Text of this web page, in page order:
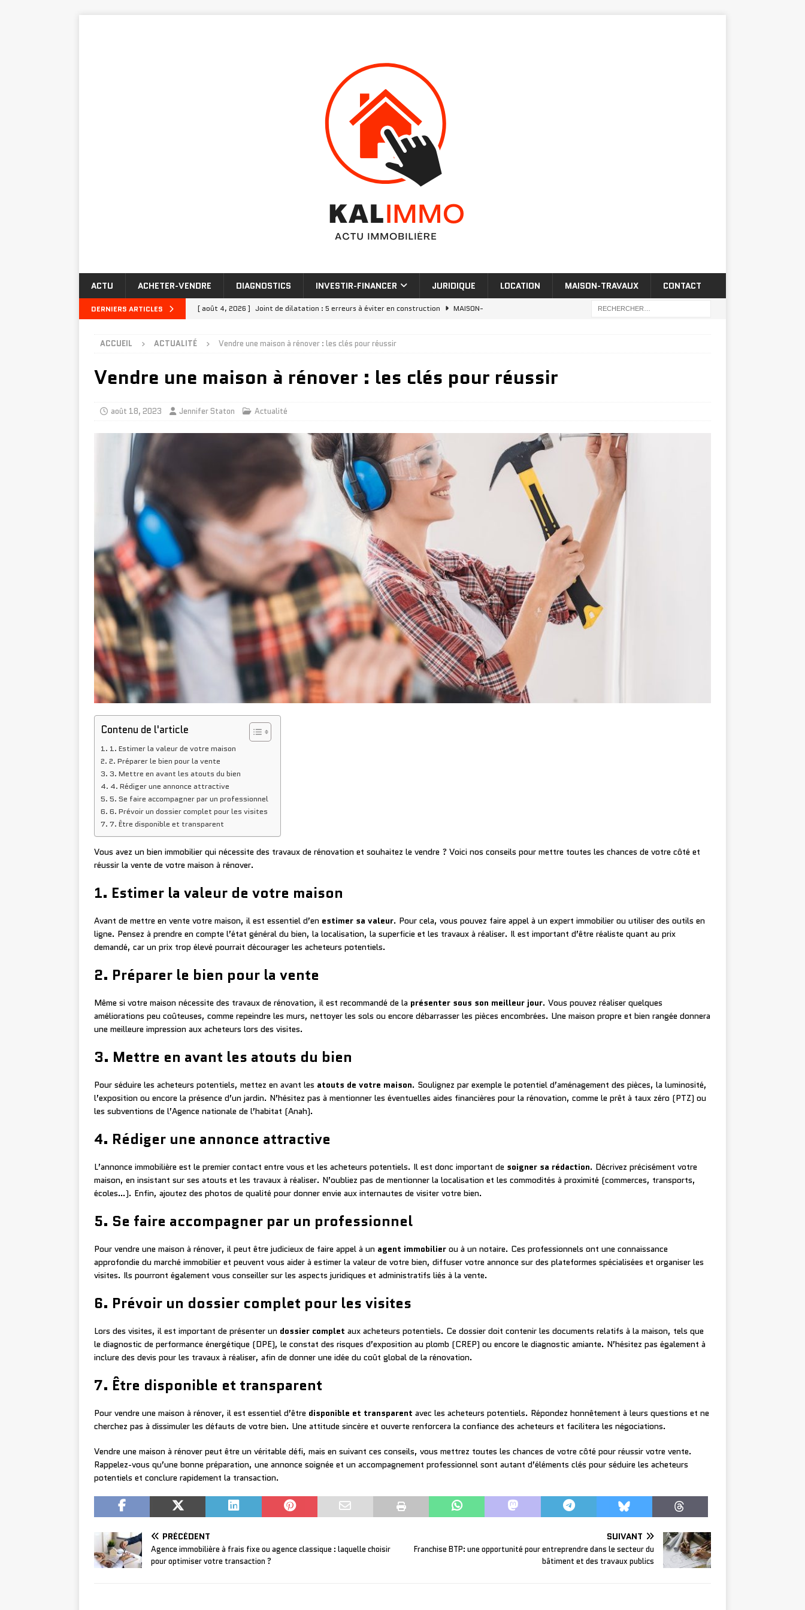
ACTU ACHETER-VENDRE DIAGNOSTICS INVESTIR-FINANCER JURIDIQUE LOCATION MAISON-TRAVAUX CONTACT
DERNIERS ARTICLES [ août 4, 2026 ] Joint de dilatation : 5 erreurs à éviter en construction
MAISON-
[ juillet 31, 2026 ] Peut-on installer cheminée en appartement
[ juillet 27, 2026 ]
Quelle aide isolation extérieur pour vos travaux de rénovation
[ juillet 23, 2026 ] Investir dans un appartement a vendre dubai : rentabilité réelle
Investir à Dubai avec une agence immobilier locale ou française
ACCUEIL ACTUALITÉ Vendre une maison à rénover : les clés pour réussir
Vendre une maison à rénover : les clés pour réussir
août 18, 2023 Jennifer Staton Actualité
Contenu de l'article
1. Estimer la valeur de votre maison
2. Préparer le bien pour la vente
3. Mettre en avant les atouts du bien
4. Rédiger une annonce attractive
5. Se faire accompagner par un professionnel
6. Prévoir un dossier complet pour les visites
7. Être disponible et transparent
Vous avez un bien immobilier qui nécessite des travaux de rénovation et souhaitez le vendre ? Voici nos conseils pour mettre toutes les chances de votre côté et
réussir la vente de votre maison à rénover.
1. Estimer la valeur de votre maison
Avant de mettre en vente votre maison, il est essentiel d’en estimer sa valeur. Pour cela, vous pouvez faire appel à un expert immobilier ou utiliser des outils en
ligne. Pensez à prendre en compte l’état général du bien, la localisation, la superficie et les travaux à réaliser. Il est important d’être réaliste quant au prix
demandé, car un prix trop élevé pourrait décourager les acheteurs potentiels.
2. Préparer le bien pour la vente
Même si votre maison nécessite des travaux de rénovation, il est recommandé de la présenter sous son meilleur jour. Vous pouvez réaliser quelques
améliorations peu coûteuses, comme repeindre les murs, nettoyer les sols ou encore débarrasser les pièces encombrées. Une maison propre et bien rangée donnera
une meilleure impression aux acheteurs lors des visites.
3. Mettre en avant les atouts du bien
Pour séduire les acheteurs potentiels, mettez en avant les atouts de votre maison. Soulignez par exemple le potentiel d’aménagement des pièces, la luminosité,
l’exposition ou encore la présence d’un jardin. N’hésitez pas à mentionner les éventuelles aides financières pour la rénovation, comme le prêt à taux zéro (PTZ) ou
les subventions de l’Agence nationale de l’habitat (Anah).
4. Rédiger une annonce attractive
L’annonce immobilière est le premier contact entre vous et les acheteurs potentiels. Il est donc important de soigner sa rédaction. Décrivez précisément votre
maison, en insistant sur ses atouts et les travaux à réaliser. N’oubliez pas de mentionner la localisation et les commodités à proximité (commerces, transports,
écoles…). Enfin, ajoutez des photos de qualité pour donner envie aux internautes de visiter votre bien.
5. Se faire accompagner par un professionnel
Pour vendre une maison à rénover, il peut être judicieux de faire appel à un agent immobilier ou à un notaire. Ces professionnels ont une connaissance
approfondie du marché immobilier et peuvent vous aider à estimer la valeur de votre bien, diffuser votre annonce sur des plateformes spécialisées et organiser les
visites. Ils pourront également vous conseiller sur les aspects juridiques et administratifs liés à la vente.
6. Prévoir un dossier complet pour les visites
Lors des visites, il est important de présenter un dossier complet aux acheteurs potentiels. Ce dossier doit contenir les documents relatifs à la maison, tels que
le diagnostic de performance énergétique (DPE), le constat des risques d’exposition au plomb (CREP) ou encore le diagnostic amiante. N’hésitez pas également à
inclure des devis pour les travaux à réaliser, afin de donner une idée du coût global de la rénovation.
7. Être disponible et transparent
Pour vendre une maison à rénover, il est essentiel d’être disponible et transparent avec les acheteurs potentiels. Répondez honnêtement à leurs questions et ne
cherchez pas à dissimuler les défauts de votre bien. Une attitude sincère et ouverte renforcera la confiance des acheteurs et facilitera les négociations.
Vendre une maison à rénover peut être un véritable défi, mais en suivant ces conseils, vous mettrez toutes les chances de votre côté pour réussir votre vente.
Rappelez-vous qu’une bonne préparation, une annonce soignée et un accompagnement professionnel sont autant d’éléments clés pour séduire les acheteurs
potentiels et conclure rapidement la transaction.
PRÉCÉDENT
Agence immobilière à frais fixe ou agence classique : laquelle choisir
pour optimiser votre transaction ?
SUIVANT
Franchise BTP: une opportunité pour entreprendre dans le secteur du
bâtiment et des travaux publics